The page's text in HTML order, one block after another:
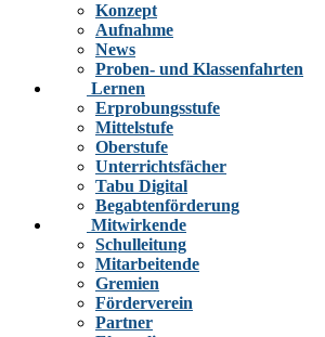
Konzept
Aufnahme
News
Proben- und Klassenfahrten
Lernen
Erprobungsstufe
Mittelstufe
Oberstufe
Unterrichtsfächer
Tabu Digital
Begabtenförderung
Mitwirkende
Schulleitung
Mitarbeitende
Gremien
Förderverein
Partner